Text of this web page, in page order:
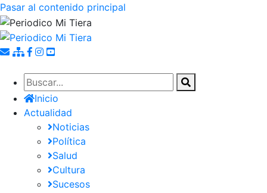
Pasar al contenido principal
Inicio
Actualidad
Noticias
Política
Salud
Cultura
Sucesos